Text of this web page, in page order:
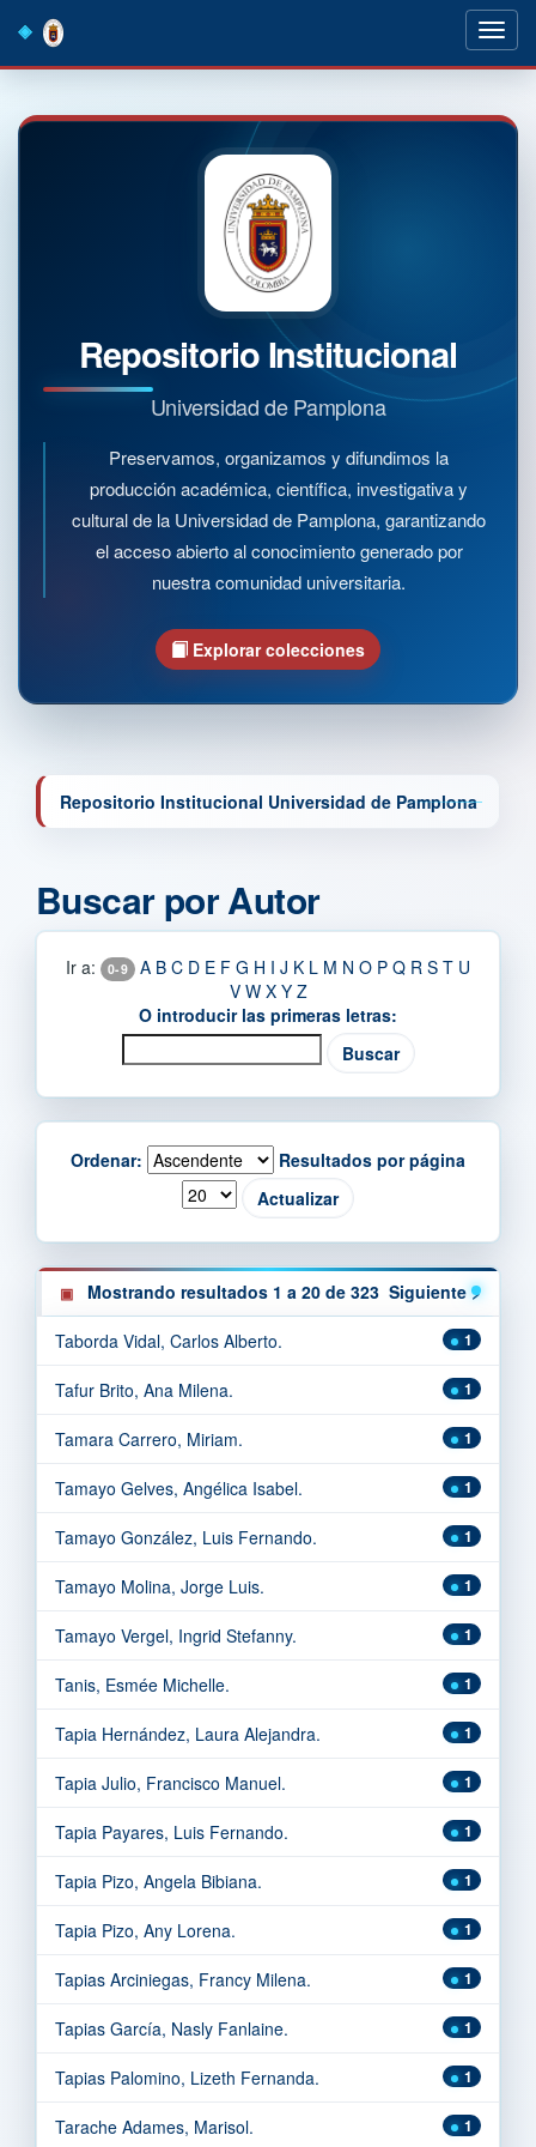
navigation
Repositorio Institucional
Universidad de Pamplona
Preservamos, organizamos y difundimos la
producción académica, científica, investigativa y
cultural de la Universidad de Pamplona, garantizando
el acceso abierto al conocimiento generado por
nuestra comunidad universitaria.
Explorar colecciones
Repositorio Institucional Universidad de Pamplona
Buscar por Autor
Ir a: 0-9 A B C D E F G H I J K L M N O P Q R S T U
V W X Y Z
O introducir las primeras letras:
Ordenar: Resultados por página
Mostrando resultados 1 a 20 de 323 Siguiente >
Taborda Vidal, Carlos Alberto. 1
Tafur Brito, Ana Milena. 1
Tamara Carrero, Miriam. 1
Tamayo Gelves, Angélica Isabel. 1
Tamayo González, Luis Fernando. 1
Tamayo Molina, Jorge Luis. 1
Tamayo Vergel, Ingrid Stefanny. 1
Tanis, Esmée Michelle. 1
Tapia Hernández, Laura Alejandra. 1
Tapia Julio, Francisco Manuel. 1
Tapia Payares, Luis Fernando. 1
Tapia Pizo, Angela Bibiana. 1
Tapia Pizo, Any Lorena. 1
Tapias Arciniegas, Francy Milena. 1
Tapias García, Nasly Fanlaine. 1
Tapias Palomino, Lizeth Fernanda. 1
Tarache Adames, Marisol. 1